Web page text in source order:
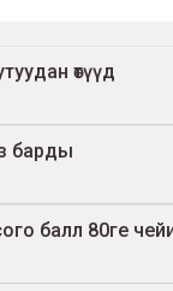
өтүүдө
барды
балл 80ге чейин